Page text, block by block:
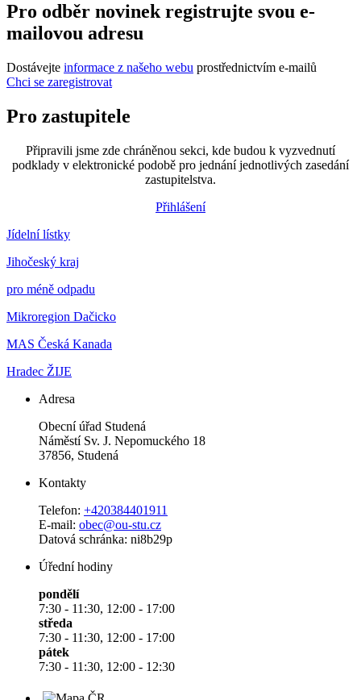
Pro odběr novinek registrujte svou e-
mailovou adresu
Dostávejte informace z našeho webu prostřednictvím e-mailů
Chci se zaregistrovat
Pro zastupitele
Připravili jsme zde chráněnou sekci, kde budou k vyzvednutí
podklady v elektronické podobě pro jednání jednotlivých zasedání
zastupitelstva.
Přihlášení
Jídelní lístky
Jihočeský kraj
pro méně odpadu
Mikroregion Dačicko
MAS Česká Kanada
Hradec ŽIJE
Adresa
Obecní úřad Studená
Náměstí Sv. J. Nepomuckého 18
37856, Studená
Kontakty
Telefon: +420384401911
E-mail: obec@ou-stu.cz
Datová schránka: ni8b29p
Úřední hodiny
pondělí
7:30 - 11:30, 12:00 - 17:00
středa
7:30 - 11:30, 12:00 - 17:00
pátek
7:30 - 11:30, 12:00 - 12:30